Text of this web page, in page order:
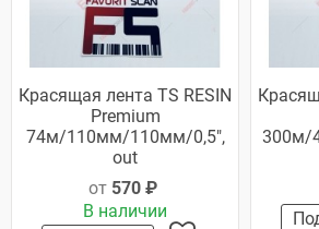
Красящая лента TS RESIN
Premium
74м/110мм/110мм/0,5",
out
от 570 ₽
В наличии
300м/